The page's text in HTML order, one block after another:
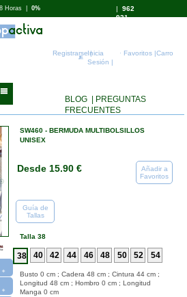
Horas |0% |962
931
Registrarse |Inicia
Sesión |
Favoritos |Carro
BLOG
| PREGUNTAS
FRECUENTES
SW460 - BERMUDA MULTIBOLSILLOS
UNISEX
Desde 15.90 €
Añadir a
Favoritos
Guía de
Tallas
Talla 38
Busto 0 cm ; Cadera 48 cm ; Cintura 44 cm ;
Longitud 48 cm ; Hombro 0 cm ; Longitud
Manga 0 cm